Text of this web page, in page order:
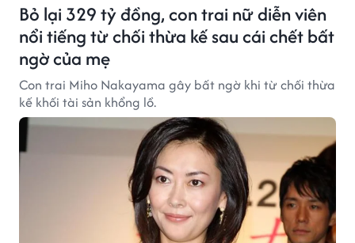
Bỏ lại 329 tỷ đồng, con trai nữ diễn viên
nổi tiếng từ chối thừa kế sau cái chết bất
ngờ của mẹ
Con trai Miho Nakayama gây bất ngờ khi từ chối thừa
kế khối tài sản khổng lồ.